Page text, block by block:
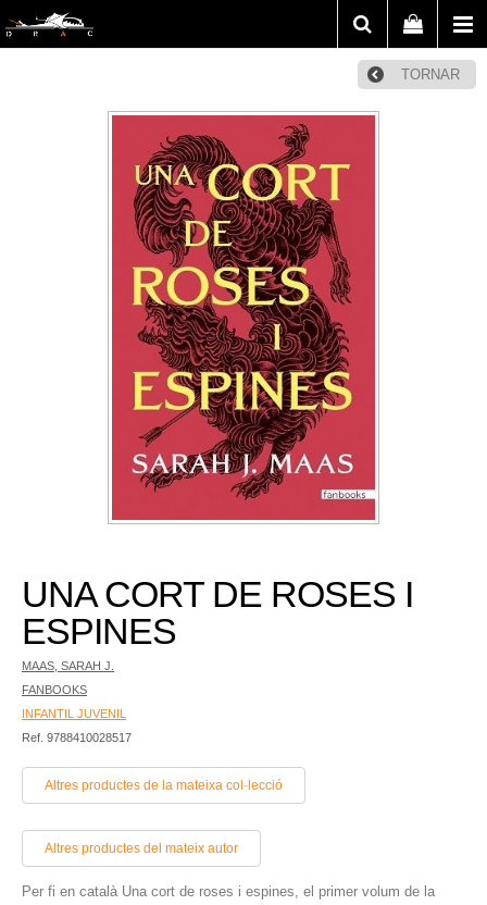
TORNAR
UNA CORT DE ROSES I
ESPINES
MAAS, SARAH J.
FANBOOKS
INFANTIL JUVENIL
Ref. 9788410028517
Altres productes de la mateixa col·lecció
Altres productes del mateix autor
Per fi en català Una cort de roses i espines, el primer volum de la